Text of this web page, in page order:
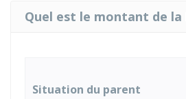
Quel est le montant de la
Situation du parent